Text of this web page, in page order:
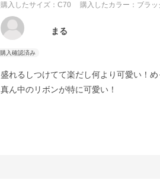
購入したサイズ：C70 購入したカラー：ブラッ
まる
盛れるしつけてて楽だし何より可愛い！め
真ん中のリボンが特に可愛い！